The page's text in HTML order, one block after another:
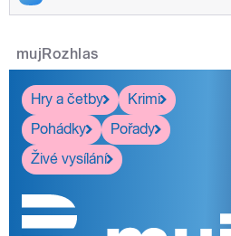
mujRozhlas
Hry a četby
Krimi
Pohádky
Pořady
Živé vysílání